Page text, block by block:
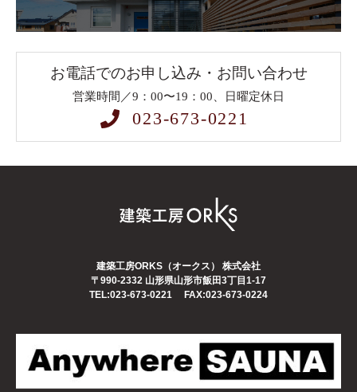
お電話でのお申し込み・お問い合わせ
営業時間／9：00〜19：00、日曜定休日
023-673-0221
建築工房ORKS（オークス） 株式会社
〒990-2332 山形県山形市飯田3丁目1-17
TEL:023-673-0221
FAX:023-673-0224